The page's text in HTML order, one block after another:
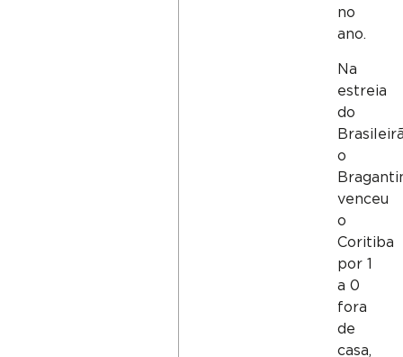
no
ano.
Na
estreia
do
o
venceu
o
Coritiba
por 1
a 0
fora
de
casa,